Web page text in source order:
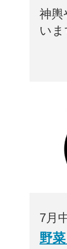
神輿
いま
7月
野